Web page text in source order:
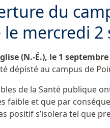
du
le mercredi
(N.-É.), le 1 septembre
dépisté au campus de
de la Santé publique
faible et que par
positif s’isolera tel que